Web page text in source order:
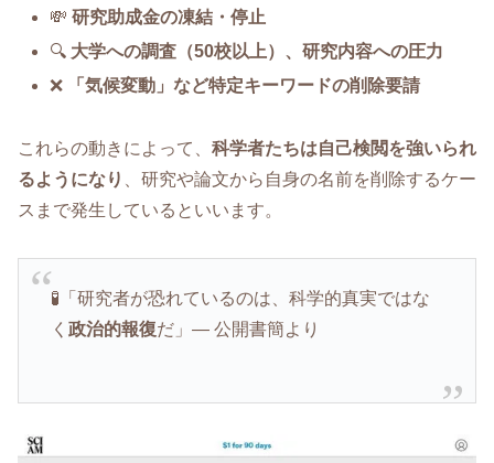
💸研究助成金の凍結・停止
🔍 大学への調査（50校以上）、研究内容への圧力
❌
「気候変動」など特定キーワードの削除要請
これらの動きによって、 科学者たちは自己検閲を強いられ
るようになり
、研究や論文から自身の名前を削除するケー
スまで発生しているといいます。
🧪「研究者が恐れているのは、科学的真実ではな
く 政治的報復だ」— 公開書簡より